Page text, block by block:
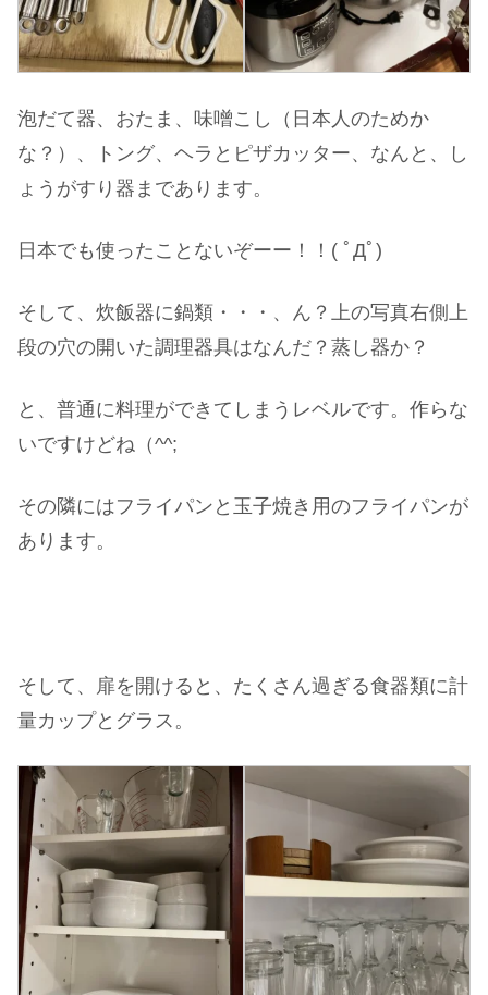
泡だて器、おたま、味噌こし（日本人のためか
な？）、トング、ヘラとピザカッター、なんと、し
ょうがすり器まであります。
日本でも使ったことないぞーー！！( ﾟДﾟ)
そして、炊飯器に鍋類・・・、ん？上の写真右側上
段の穴の開いた調理器具はなんだ？蒸し器か？
と、普通に料理ができてしまうレベルです。作らな
いですけどね（^^;
その隣にはフライパンと玉子焼き用のフライパンが
あります。
そして、扉を開けると、たくさん過ぎる食器類に計
量カップとグラス。